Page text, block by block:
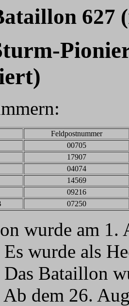
627
Feldpostnummer
00705
17907
04074
14569
09216
07250
wurde am
wurde als
Bataillon
dem 26.